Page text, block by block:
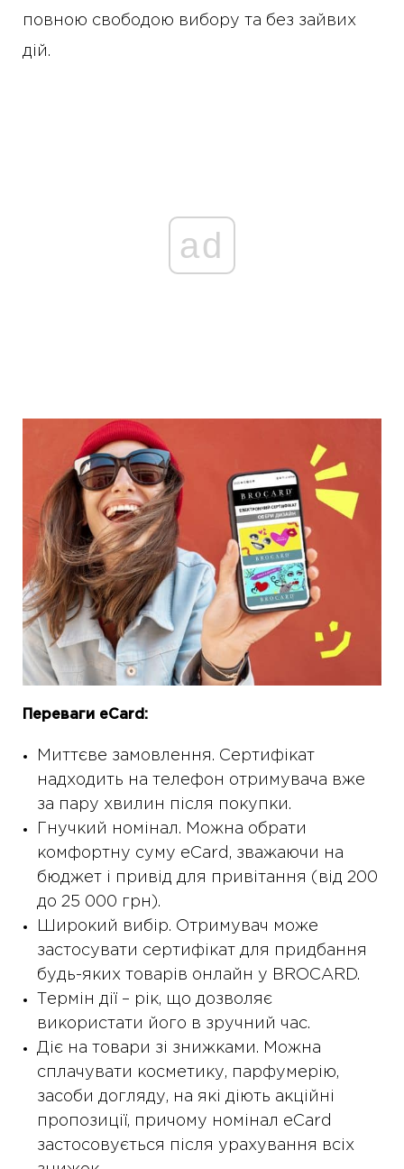
повною свободою вибору та без зайвих
дій.
ad
Переваги eCard:
Миттєве замовлення. Сертифікат
надходить на телефон отримувача вже
за пару хвилин після покупки.
Гнучкий номінал. Можна обрати
комфортну суму eCard, зважаючи на
бюджет і привід для привітання (від 200
до 25 000 грн).
Широкий вибір. Отримувач може
застосувати сертифікат для придбання
будь-яких товарів онлайн у BROCARD.
Термін дії – рік, що дозволяє
використати його в зручний час.
Діє на товари зі знижками. Можна
сплачувати косметику, парфумерію,
засоби догляду, на які діють акційні
пропозиції, причому номінал eCard
застосовується після урахування всіх